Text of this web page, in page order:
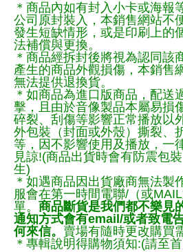
＊商品內如有封入小卡或海報
公司原封裝入，本銷售網站不
發生短缺情形，或是印刷上的
法補償與更換。
＊商品經拆封後將視為認同該
產生的商品外觀損傷，本銷售
無法提供退換貨。
＊如商品為進口版商品，配送
擊，且由於音像製品本屬易損
碎裂、刮傷等影響正常播放以
外包裝（封面或外殼）撕裂、
等，因不影響使用及播放，一
見諒!(商品出貨時會有防震包
生)
＊如遇商品因出貨廠商無法製
服會在第一時間電聯/（或
單。 商品斷貨是我們都不樂見
通知方式會有email/或者致電
何來信。 賣場有隨時更改購買
＊專輯說明得購物須知:(請至